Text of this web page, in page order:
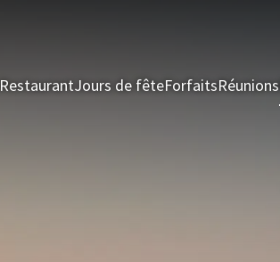
RestaurantJours de fêteForfaitsRéunions